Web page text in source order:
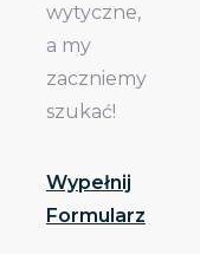
wytyczne,
a my
zaczniemy
szukać!
Wypełnij
Formularz